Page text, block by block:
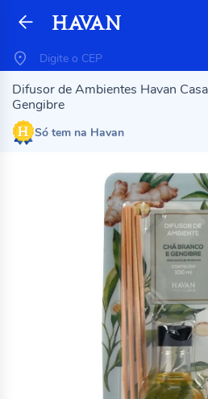
Difusor de Ambientes Havan
Gengibre
Só tem na Havan